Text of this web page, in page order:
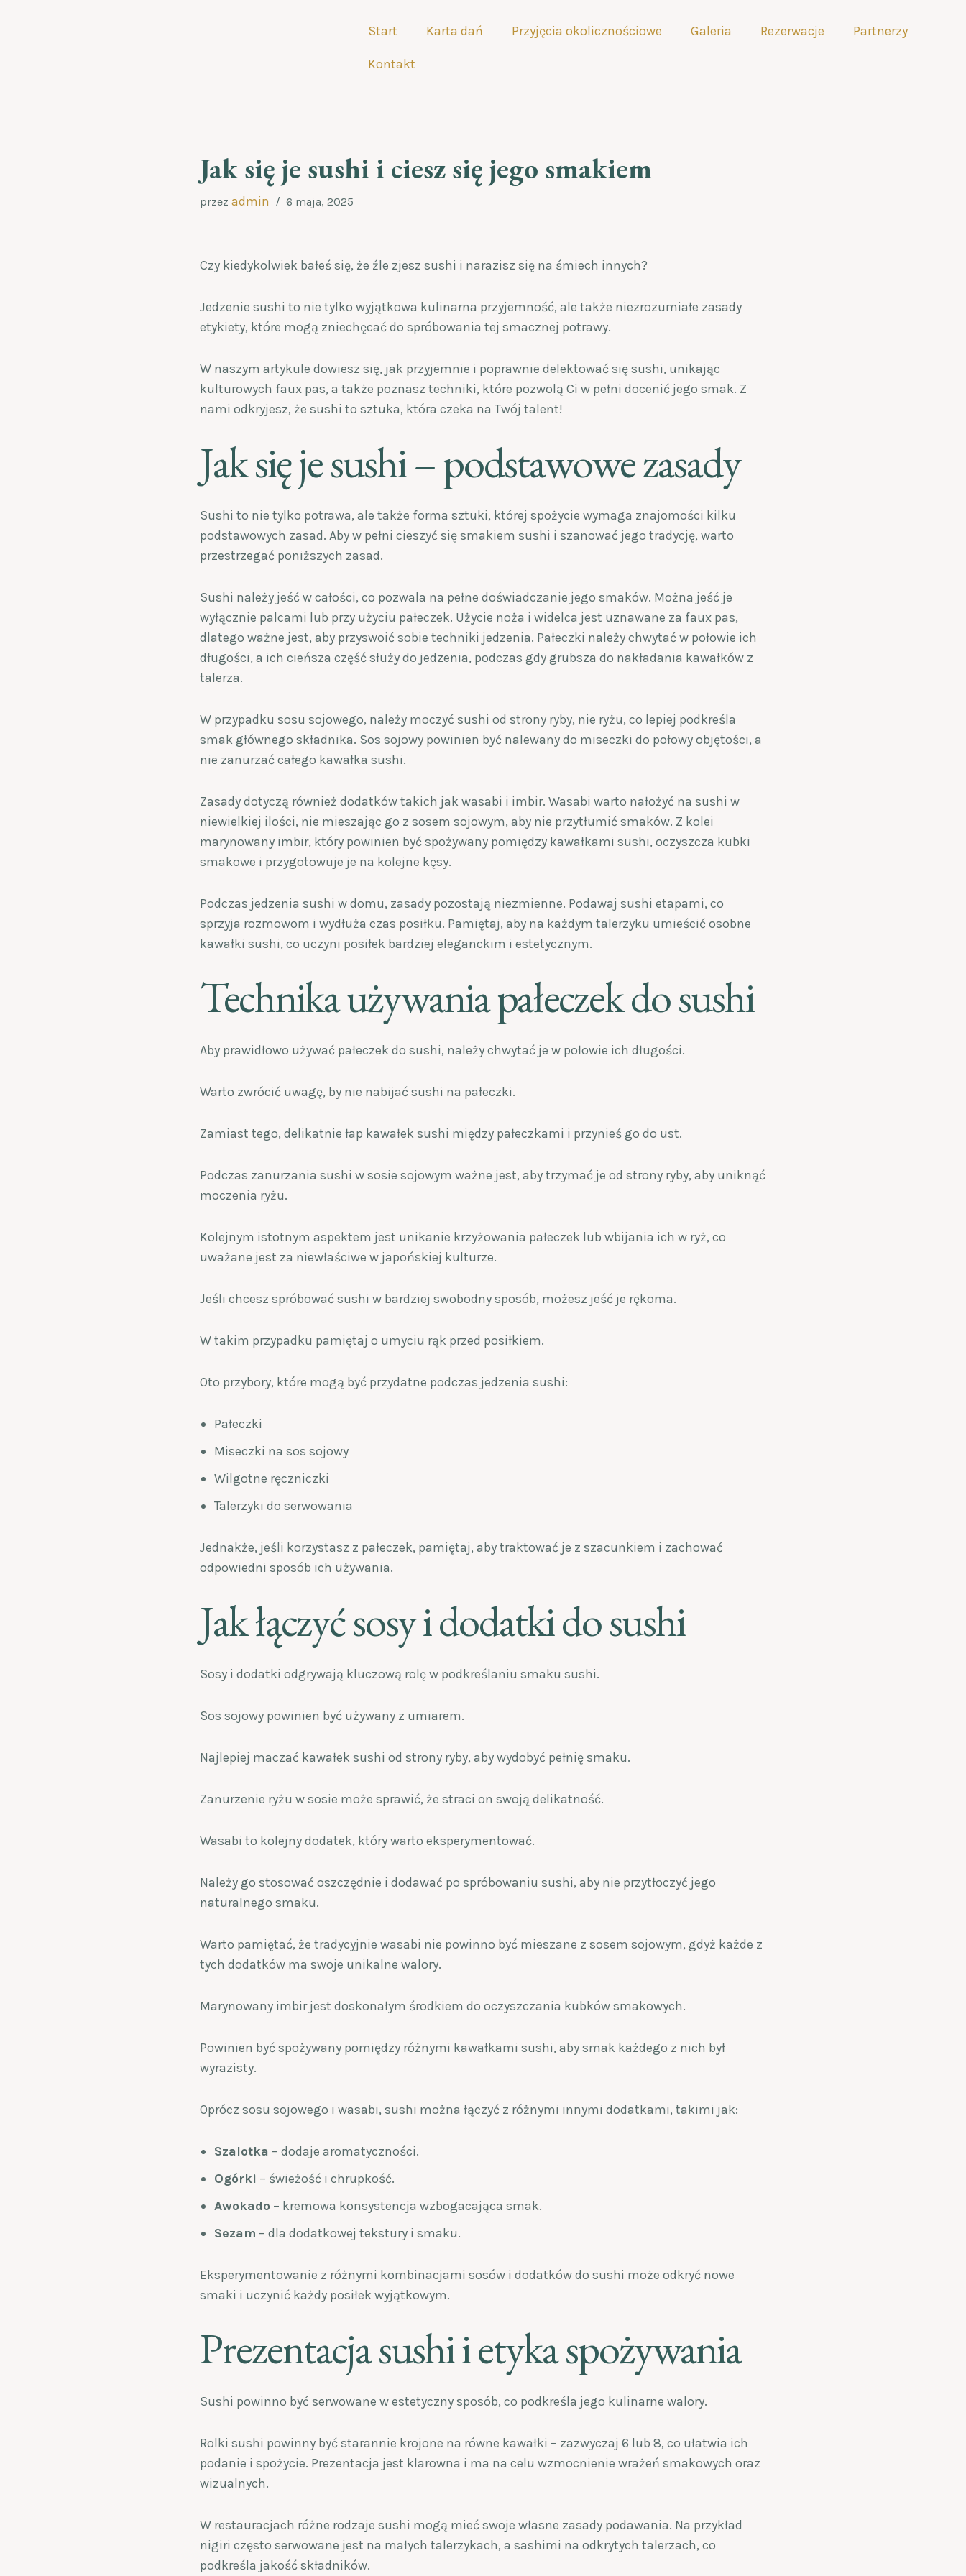
Start Karta dań Przyjęcia okolicznościowe Galeria Rezerwacje Partnerzy
Kontakt
Jak się je sushi i ciesz się jego smakiem
przez admin 6 maja, 2025
Czy kiedykolwiek bałeś się, że źle zjesz sushi i narazisz się na śmiech innych?
Jedzenie sushi to nie tylko wyjątkowa kulinarna przyjemność, ale także niezrozumiałe zasady
etykiety, które mogą zniechęcać do spróbowania tej smacznej potrawy.
W naszym artykule dowiesz się, jak przyjemnie i poprawnie delektować się sushi, unikając
kulturowych faux pas, a także poznasz techniki, które pozwolą Ci w pełni docenić jego smak. Z
nami odkryjesz, że sushi to sztuka, która czeka na Twój talent!
Jak się je sushi – podstawowe zasady
Sushi to nie tylko potrawa, ale także forma sztuki, której spożycie wymaga znajomości kilku
podstawowych zasad. Aby w pełni cieszyć się smakiem sushi i szanować jego tradycję, warto
przestrzegać poniższych zasad.
Sushi należy jeść w całości, co pozwala na pełne doświadczanie jego smaków. Można jeść je
wyłącznie palcami lub przy użyciu pałeczek. Użycie noża i widelca jest uznawane za faux pas,
dlatego ważne jest, aby przyswoić sobie techniki jedzenia. Pałeczki należy chwytać w połowie ich
długości, a ich cieńsza część służy do jedzenia, podczas gdy grubsza do nakładania kawałków z
talerza.
W przypadku sosu sojowego, należy moczyć sushi od strony ryby, nie ryżu, co lepiej podkreśla
smak głównego składnika. Sos sojowy powinien być nalewany do miseczki do połowy objętości, a
nie zanurzać całego kawałka sushi.
Zasady dotyczą również dodatków takich jak wasabi i imbir. Wasabi warto nałożyć na sushi w
niewielkiej ilości, nie mieszając go z sosem sojowym, aby nie przytłumić smaków. Z kolei
marynowany imbir, który powinien być spożywany pomiędzy kawałkami sushi, oczyszcza kubki
smakowe i przygotowuje je na kolejne kęsy.
Podczas jedzenia sushi w domu, zasady pozostają niezmienne. Podawaj sushi etapami, co
sprzyja rozmowom i wydłuża czas posiłku. Pamiętaj, aby na każdym talerzyku umieścić osobne
kawałki sushi, co uczyni posiłek bardziej eleganckim i estetycznym.
Technika używania pałeczek do sushi
Aby prawidłowo używać pałeczek do sushi, należy chwytać je w połowie ich długości.
Warto zwrócić uwagę, by nie nabijać sushi na pałeczki.
Zamiast tego, delikatnie łap kawałek sushi między pałeczkami i przynieś go do ust.
Podczas zanurzania sushi w sosie sojowym ważne jest, aby trzymać je od strony ryby, aby uniknąć
moczenia ryżu.
Kolejnym istotnym aspektem jest unikanie krzyżowania pałeczek lub wbijania ich w ryż, co
uważane jest za niewłaściwe w japońskiej kulturze.
Jeśli chcesz spróbować sushi w bardziej swobodny sposób, możesz jeść je rękoma.
W takim przypadku pamiętaj o umyciu rąk przed posiłkiem.
Oto przybory, które mogą być przydatne podczas jedzenia sushi:
Pałeczki
Miseczki na sos sojowy
Wilgotne ręczniczki
Talerzyki do serwowania
Jednakże, jeśli korzystasz z pałeczek, pamiętaj, aby traktować je z szacunkiem i zachować
odpowiedni sposób ich używania.
Jak łączyć sosy i dodatki do sushi
Sosy i dodatki odgrywają kluczową rolę w podkreślaniu smaku sushi.
Sos sojowy powinien być używany z umiarem.
Najlepiej maczać kawałek sushi od strony ryby, aby wydobyć pełnię smaku.
Zanurzenie ryżu w sosie może sprawić, że straci on swoją delikatność.
Wasabi to kolejny dodatek, który warto eksperymentować.
Należy go stosować oszczędnie i dodawać po spróbowaniu sushi, aby nie przytłoczyć jego
naturalnego smaku.
Warto pamiętać, że tradycyjnie wasabi nie powinno być mieszane z sosem sojowym, gdyż każde z
tych dodatków ma swoje unikalne walory.
Marynowany imbir jest doskonałym środkiem do oczyszczania kubków smakowych.
Powinien być spożywany pomiędzy różnymi kawałkami sushi, aby smak każdego z nich był
wyrazisty.
Oprócz sosu sojowego i wasabi, sushi można łączyć z różnymi innymi dodatkami, takimi jak:
Szalotka – dodaje aromatyczności.
Ogórki – świeżość i chrupkość.
Awokado – kremowa konsystencja wzbogacająca smak.
Sezam – dla dodatkowej tekstury i smaku.
Eksperymentowanie z różnymi kombinacjami sosów i dodatków do sushi może odkryć nowe
smaki i uczynić każdy posiłek wyjątkowym.
Prezentacja sushi i etyka spożywania
Sushi powinno być serwowane w estetyczny sposób, co podkreśla jego kulinarne walory.
Rolki sushi powinny być starannie krojone na równe kawałki – zazwyczaj 6 lub 8, co ułatwia ich
podanie i spożycie. Prezentacja jest klarowna i ma na celu wzmocnienie wrażeń smakowych oraz
wizualnych.
W restauracjach różne rodzaje sushi mogą mieć swoje własne zasady podawania. Na przykład
nigiri często serwowane jest na małych talerzykach, a sashimi na odkrytych talerzach, co
podkreśla jakość składników.